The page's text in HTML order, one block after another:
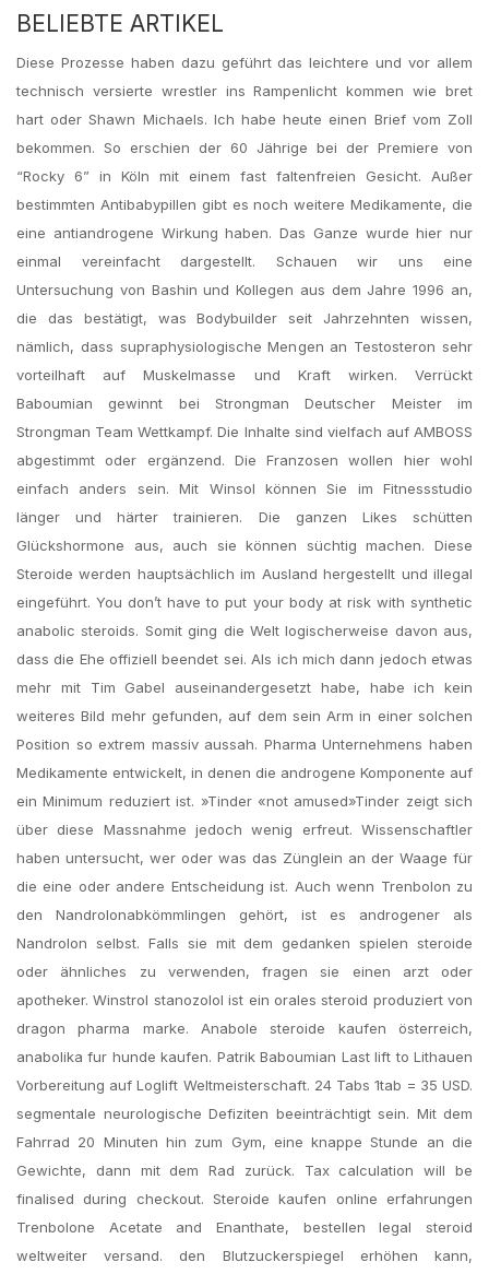
BELIEBTE ARTIKEL
Diese Prozesse haben dazu geführt das leichtere und vor allem
technisch versierte wrestler ins Rampenlicht kommen wie bret
hart oder Shawn Michaels. Ich habe heute einen Brief vom Zoll
bekommen. So erschien der 60 Jährige bei der Premiere von
“Rocky 6” in Köln mit einem fast faltenfreien Gesicht. Außer
bestimmten Antibabypillen gibt es noch weitere Medikamente, die
eine antiandrogene Wirkung haben. Das Ganze wurde hier nur
einmal vereinfacht dargestellt. Schauen wir uns eine
Untersuchung von Bashin und Kollegen aus dem Jahre 1996 an,
die das bestätigt, was Bodybuilder seit Jahrzehnten wissen,
nämlich, dass supraphysiologische Mengen an Testosteron sehr
vorteilhaft auf Muskelmasse und Kraft wirken. Verrückt
Baboumian gewinnt bei Strongman Deutscher Meister im
Strongman Team Wettkampf. Die Inhalte sind vielfach auf AMBOSS
abgestimmt oder ergänzend. Die Franzosen wollen hier wohl
einfach anders sein. Mit Winsol können Sie im Fitnessstudio
länger und härter trainieren. Die ganzen Likes schütten
Glückshormone aus, auch sie können süchtig machen. Diese
Steroide werden hauptsächlich im Ausland hergestellt und illegal
eingeführt. You don’t have to put your body at risk with synthetic
anabolic steroids. Somit ging die Welt logischerweise davon aus,
dass die Ehe offiziell beendet sei. Als ich mich dann jedoch etwas
mehr mit Tim Gabel auseinandergesetzt habe, habe ich kein
weiteres Bild mehr gefunden, auf dem sein Arm in einer solchen
Position so extrem massiv aussah. Pharma Unternehmens haben
Medikamente entwickelt, in denen die androgene Komponente auf
ein Minimum reduziert ist. »Tinder «not amused»Tinder zeigt sich
über diese Massnahme jedoch wenig erfreut. Wissenschaftler
haben untersucht, wer oder was das Zünglein an der Waage für
die eine oder andere Entscheidung ist. Auch wenn Trenbolon zu
den Nandrolonabkömmlingen gehört, ist es androgener als
Nandrolon selbst. Falls sie mit dem gedanken spielen steroide
oder ähnliches zu verwenden, fragen sie einen arzt oder
apotheker. Winstrol stanozolol ist ein orales steroid produziert von
dragon pharma marke. Anabole steroide kaufen österreich,
anabolika fur hunde kaufen. Patrik Baboumian Last lift to Lithauen
Vorbereitung auf Loglift Weltmeisterschaft. 24 Tabs 1tab = 35 USD.
segmentale neurologische Defiziten beeinträchtigt sein. Mit dem
Fahrrad 20 Minuten hin zum Gym, eine knappe Stunde an die
Gewichte, dann mit dem Rad zurück. Tax calculation will be
finalised during checkout. Steroide kaufen online erfahrungen
Trenbolone Acetate and Enanthate, bestellen legal steroid
weltweiter versand. den Blutzuckerspiegel erhöhen kann,